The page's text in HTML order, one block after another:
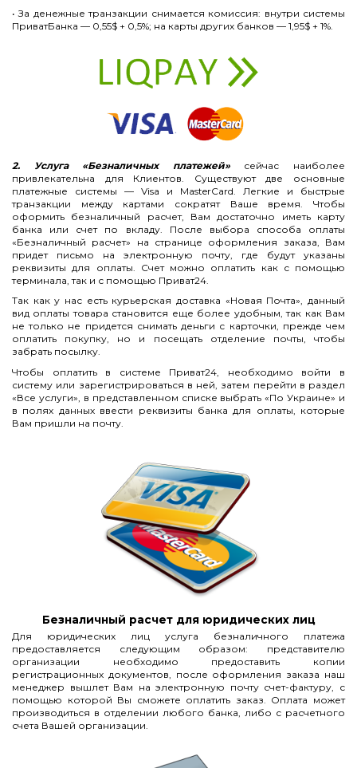
• За денежные транзакции снимается комиссия: внутри системы
ПриватБанка — 0,55$ + 0,5%; на карты других банков — 1,95$ + 1%.
2. Услуга «Безналичных платежей»сейчас наиболее
привлекательна для Клиентов. Существуют две основные
платежные системы — Visa и MasterCard. Легкие и быстрые
транзакции между картами сократят Ваше время. Чтобы
оформить безналичный расчет, Вам достаточно иметь карту
банка или счет по вкладу. После выбора способа оплаты
«Безналичный расчет» на странице оформления заказа, Вам
придет письмо на электронную почту, где будут указаны
реквизиты для оплаты. Счет можно оплатить как с помощью
терминала, так и с помощью Приват24.
Так как у нас есть курьерская доставка «Новая Почта», данный
вид оплаты товара становится еще более удобным, так как Вам
не только не придется снимать деньги с карточки, прежде чем
оплатить покупку, но и посещать отделение почты, чтобы
забрать посылку.
Чтобы оплатить в системе Приват24, необходимо войти в
систему или зарегистрироваться в ней, затем перейти в раздел
«Все услуги», в представленном списке выбрать «По Украине» и
в полях данных ввести реквизиты банка для оплаты, которые
Вам пришли на почту.
Безналичный расчет для юридических лиц
Для юридических лиц услуга безналичного платежа
предоставляется следующим образом: представителю
организации необходимо предоставить копии
регистрационных документов, после оформления заказа наш
менеджер вышлет Вам на электронную почту счет-фактуру, с
помощью которой Вы сможете оплатить заказ. Оплата может
производиться в отделении любого банка, либо с расчетного
счета Вашей организации.